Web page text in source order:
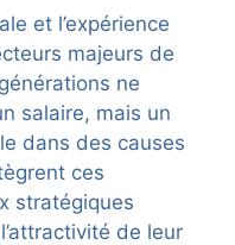
et l’expérience
majeurs de
ne
salaire, mais un
dans des causes
ces
stratégiques
de leur